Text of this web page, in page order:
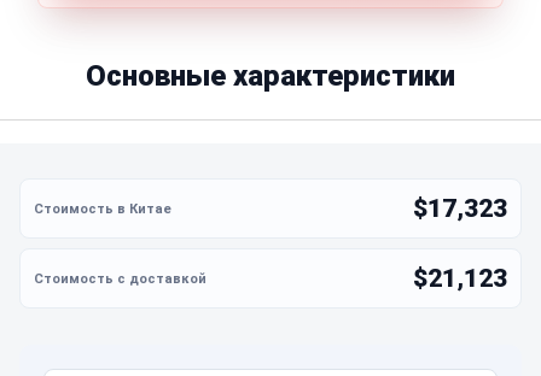
Основные характеристики
$17,323
$21,123